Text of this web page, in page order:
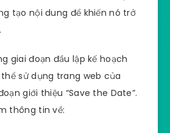
tạo nội dung để khiến nó trở
giai đoạn đầu lập kế hoạch
sử dụng trang web của
giới thiệu “Save the Date”.
thông tin về: